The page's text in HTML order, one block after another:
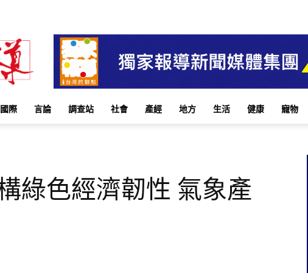
國際 言論 調查站 社會 產經 地方 生活 健康 寵物
綠色經濟韌性 氣象產